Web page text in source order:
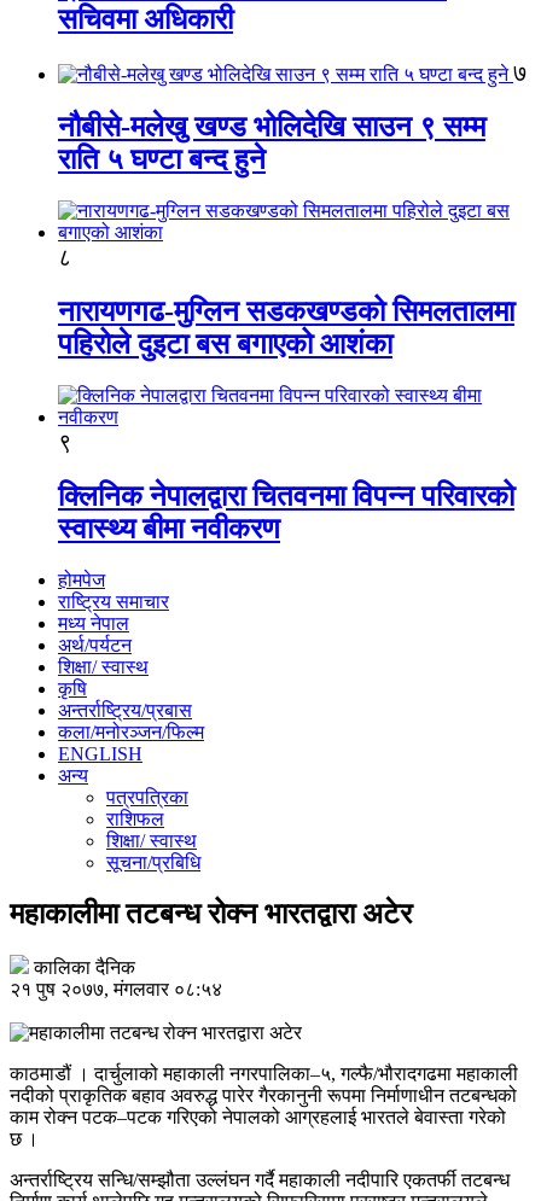
सचिवमा अधिकारी
७
नौबीसे-मलेखु खण्ड भोलिदेखि साउन ९ सम्म
राति ५ घण्टा बन्द हुने
८
नारायणगढ-मुग्लिन सडकखण्डको सिमलतालमा
पहिरोले दुइटा बस बगाएको आशंका
९
क्लिनिक नेपालद्वारा चितवनमा विपन्न परिवारको
स्वास्थ्य बीमा नवीकरण
होमपेज
राष्ट्रिय समाचार
मध्य नेपाल
अर्थ/पर्यटन
शिक्षा/ स्वास्थ
कृषि
अन्तर्राष्ट्रिय/प्रबास
कला/मनोरञ्जन/फिल्म
ENGLISH
अन्य
पत्रपत्रिका
राशिफल
शिक्षा/ स्वास्थ
सूचना/प्रबिधि
महाकालीमा तटबन्ध रोक्न भारतद्वारा अटेर
कालिका दैनिक
२१ पुष २०७७, मंगलवार ०८:५४
काठमाडौं । दार्चुलाको महाकाली नगरपालिका–५, गल्फै/भौरादगढमा महाकाली
नदीको प्राकृतिक बहाव अवरुद्ध पारेर गैरकानुनी रूपमा निर्माणाधीन तटबन्धको
काम रोक्न पटक–पटक गरिएको नेपालको आग्रहलाई भारतले बेवास्ता गरेको
छ ।
अन्तर्राष्ट्रिय सन्धि/सम्झौता उल्लंघन गर्दै महाकाली नदीपारि एकतर्फी तटबन्ध